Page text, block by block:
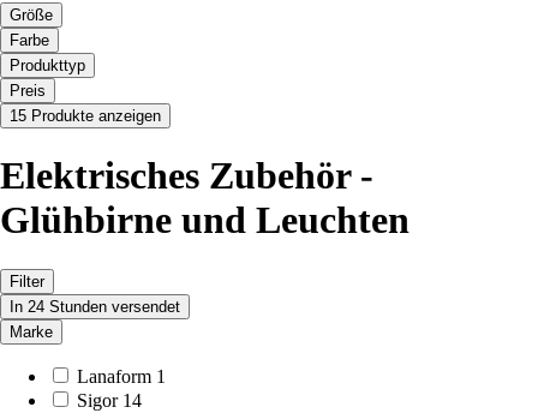
Größe
Farbe
Produkttyp
Preis
15 Produkte anzeigen
Elektrisches Zubehör -
Glühbirne und Leuchten
Filter
In 24 Stunden versendet
Marke
Lanaform 1
Sigor 14